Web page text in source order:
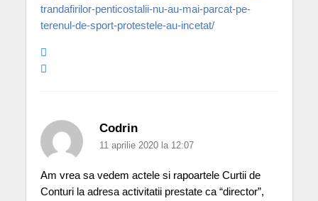
trandafirilor-penticostalii-nu-au-mai-parcat-pe-
terenul-de-sport-protestele-au-incetat/
Codrin
11 aprilie 2020 la 12:07
Am vrea sa vedem actele si rapoartele Curtii de
Conturi la adresa activitatii prestate ca “director”,